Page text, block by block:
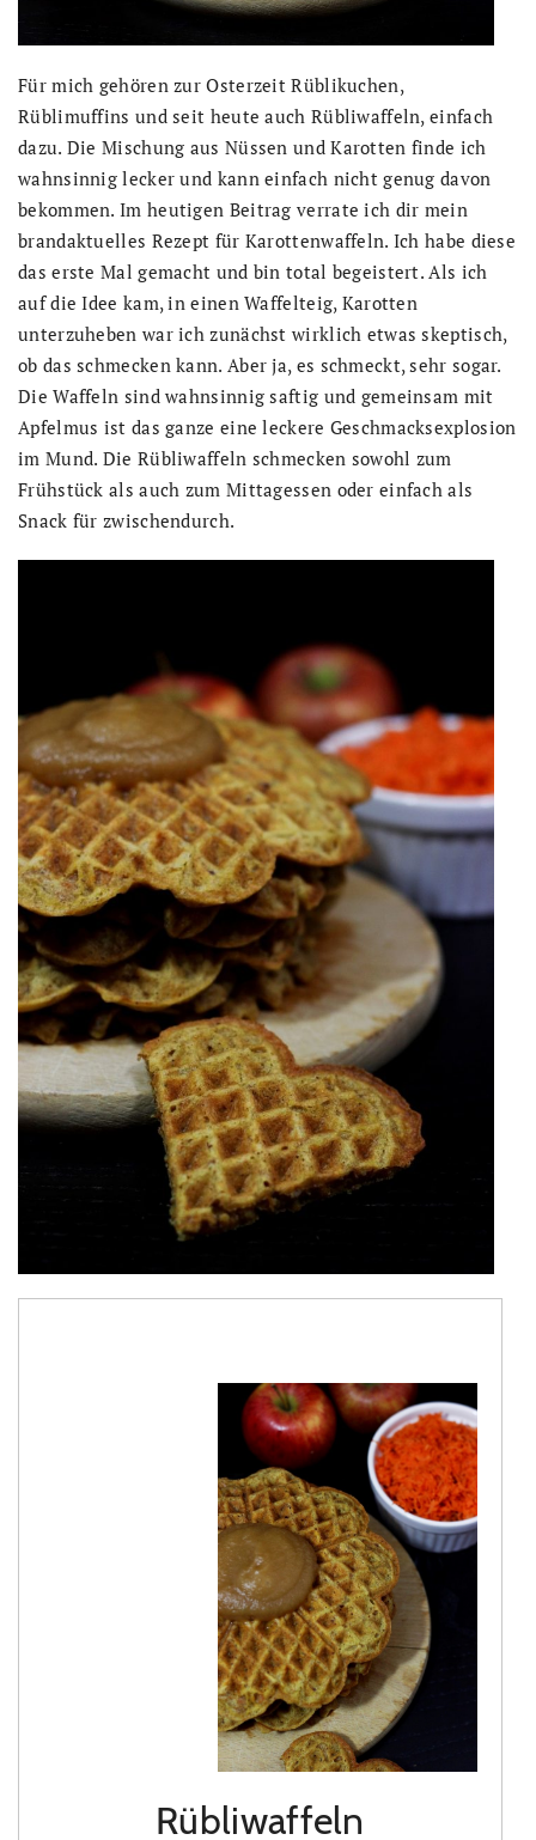
Für mich gehören zur Osterzeit Rüblikuchen,
Rüblimuffins und seit heute auch Rübliwaffeln, einfach
dazu. Die Mischung aus Nüssen und Karotten finde ich
wahnsinnig lecker und kann einfach nicht genug davon
bekommen. Im heutigen Beitrag verrate ich dir mein
brandaktuelles Rezept für Karottenwaffeln. Ich habe diese
das erste Mal gemacht und bin total begeistert. Als ich
auf die Idee kam, in einen Waffelteig, Karotten
unterzuheben war ich zunächst wirklich etwas skeptisch,
ob das schmecken kann. Aber ja, es schmeckt, sehr sogar.
Die Waffeln sind wahnsinnig saftig und gemeinsam mit
Apfelmus ist das ganze eine leckere Geschmacksexplosion
im Mund. Die Rübliwaffeln schmecken sowohl zum
Frühstück als auch zum Mittagessen oder einfach als
Snack für zwischendurch.
Rübliwaffeln